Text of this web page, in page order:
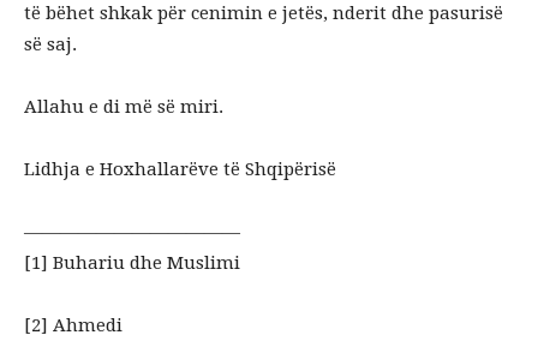
të bëhet shkak për cenimin e jetës, nderit dhe pasurisë
së saj.
Allahu e di më së miri.
Lidhja e Hoxhallarëve të Shqipërisë
————————————
[1] Buhariu dhe Muslimi
[2] Ahmedi